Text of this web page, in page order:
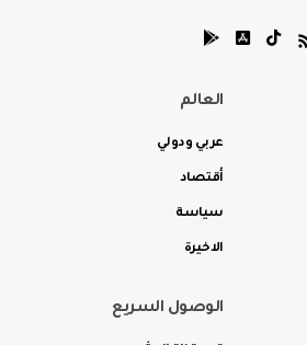
العالم
عربي ودولي
أقتصاد
سياسة
الاخيرة
الوصول السريع